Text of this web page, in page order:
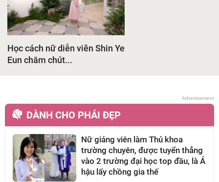
Học cách nữ diễn viên Shin Ye
Eun chăm chút...
DÀNH CHO PHÁI ĐẸP
Nữ giảng viên làm Thủ khoa
trường chuyên, được tuyển thẳng
vào 2 trường đại học top đầu, là Á
hậu lấy chồng gia thế